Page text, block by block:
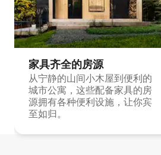
家具齐全的房源
从宁静的山间小木屋到便利的
城市公寓，这些配备家具的房
源拥有各种便利设施，让你宾
至如归。